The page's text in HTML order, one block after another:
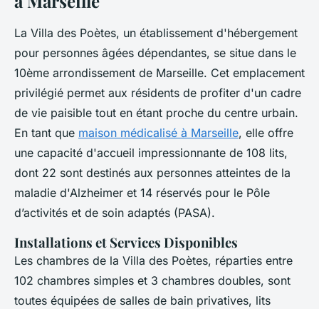
La Villa des Poètes, un établissement d'hébergement
pour personnes âgées dépendantes, se situe dans le
10ème arrondissement de Marseille. Cet emplacement
privilégié permet aux résidents de profiter d'un cadre
de vie paisible tout en étant proche du centre urbain.
En tant que maison médicalisé à Marseille, elle offre
une capacité d'accueil impressionnante de 108 lits,
dont 22 sont destinés aux personnes atteintes de la
maladie d'Alzheimer et 14 réservés pour le Pôle
d’activités et de soin adaptés (PASA).
Installations et Services Disponibles
Les chambres de la Villa des Poètes, réparties entre
102 chambres simples et 3 chambres doubles, sont
toutes équipées de salles de bain privatives, lits